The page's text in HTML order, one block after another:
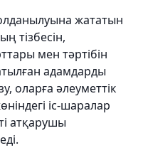
жататын
тізбесін,
мен тәртібін
адамдарды
оларға әлеуметтік
іс-шаралар
атқарушы